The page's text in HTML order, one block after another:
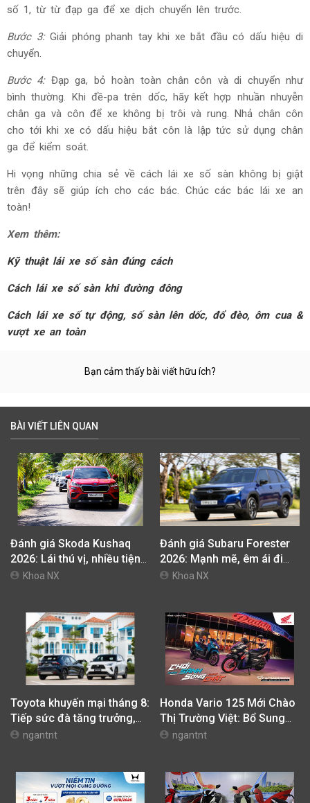
số 1, từ từ đạp ga để xe dịch chuyển lên trước.
Bước 3:Giải phóng phanh tay khi xe bắt đầu có dấu hiệu di
chuyển.
Bước 4:Đạp ga, bỏ hoàn toàn chân côn và di chuyển như
bình thường. Khi đề-pa trên dốc, hãy kết hợp nhuần nhuyễn
chân ga và côn để xe không bị trôi và rung. Nhả chân côn
cho tới khi xe có dấu hiệu bắt côn là lập tức sử dụng chân
ga để kiểm soát.
Hi vọng những chia sẻ về cách lái xe số sàn không bị giật
trên đây sẽ giúp ích cho các bác. Chúc các bác lái xe an
toàn!
Xem thêm:
Kỹ thuật lái xe số sàn đúng cách
Cách lái xe số sàn khi đường đông
Cách lái xe số tự động, số sàn lên dốc, đổ đèo, ôm cua &
vượt xe an toàn
Bạn cảm thấy bài viết hữu ích?
BÀI VIẾT LIÊN QUAN
Đánh giá Skoda Kushaq
2026: Lái thú vị, nhiều tiện
nghi, giá cạnh tranh
Khoa NX
Đánh giá Subaru Forester
2026: Mạnh mẽ, êm ái đi
cùng hệ thống ADAS hoàn
Khoa NX
Toyota khuyến mại tháng 8:
Tiếp sức đà tăng trưởng,
tối ưu chi phí mua xe
ngantnt
Honda Vario 125 Mới Chào
Thị Trường Việt: Bổ Sung
Phiên Bản Street, Giá Từ
ngantnt